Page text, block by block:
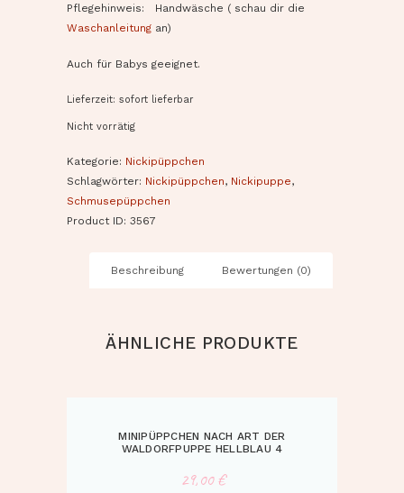
Pflegehinweis: Handwäsche ( schau dir die
Waschanleitung an)
Auch für Babys geeignet.
Lieferzeit: sofort lieferbar
Nicht vorrätig
Kategorie: Nickipüppchen
Schlagwörter: Nickipüppchen, Nickipuppe,
Schmusepüppchen
Product ID: 3567
Beschreibung Bewertungen (0)
ÄHNLICHE PRODUKTE
MINIPÜPPCHEN NACH ART DER
WALDORFPUPPE HELLBLAU 4
29,00€